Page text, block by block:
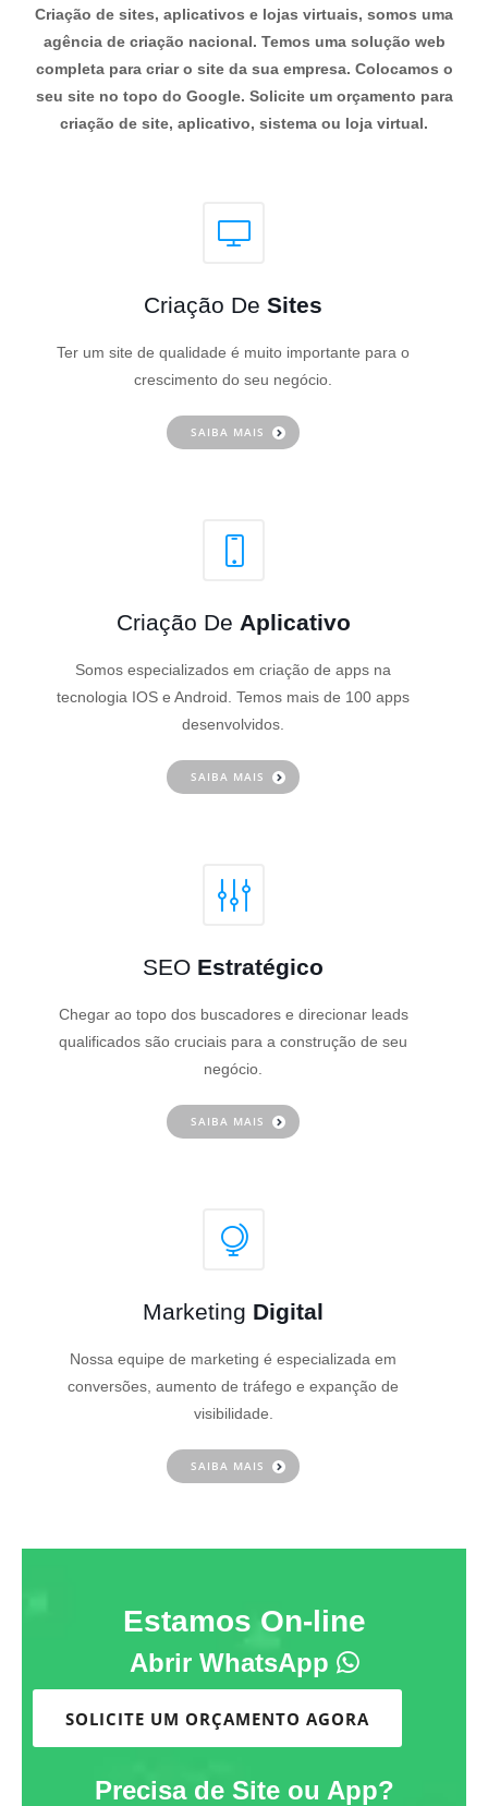
Criação de sites, aplicativos e lojas virtuais, somos uma
agência de criação nacional. Temos uma solução web
completa para criar o site da sua empresa. Colocamos o
seu site no topo do Google. Solicite um orçamento para
criação de site, aplicativo, sistema ou loja virtual.
Criação De Sites
Ter um site de qualidade é muito importante para o
crescimento do seu negócio.
SAIBA MAIS
Criação De Aplicativo
Somos especializados em criação de apps na
tecnologia IOS e Android. Temos mais de 100 apps
desenvolvidos.
SAIBA MAIS
SEO Estratégico
Chegar ao topo dos buscadores e direcionar leads
qualificados são cruciais para a construção de seu
negócio.
SAIBA MAIS
Marketing Digital
Nossa equipe de marketing é especializada em
conversões, aumento de tráfego e expanção de
visibilidade.
SAIBA MAIS
Estamos On-line
Abrir WhatsApp
SOLICITE UM ORÇAMENTO AGORA
Precisa de Site ou App?